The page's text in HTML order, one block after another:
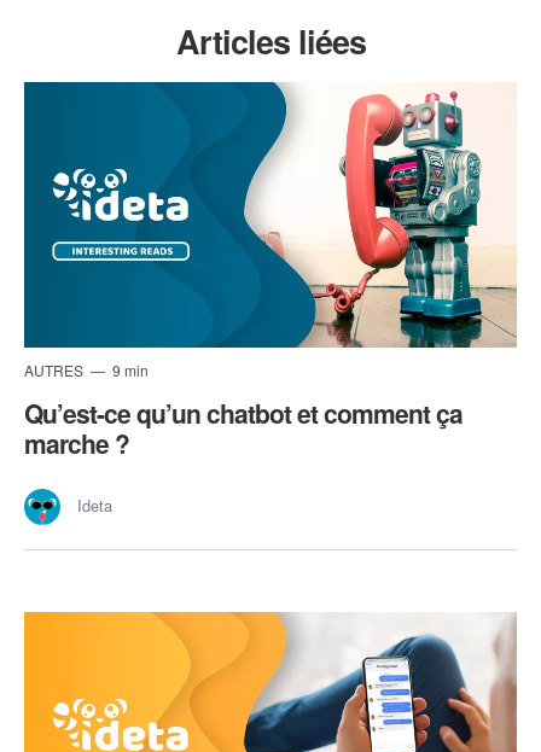
Articles liées
AUTRES 9 min
Qu’est-ce qu’un chatbot et comment ça
marche ?
Ideta